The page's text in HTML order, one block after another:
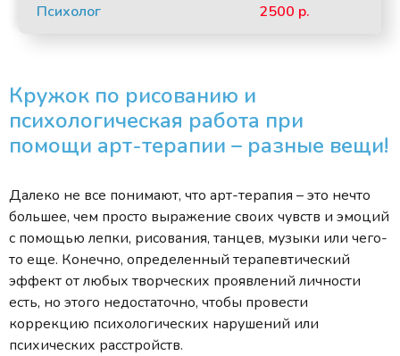
Психолог 2500 р.
Кружок по рисованию и
психологическая работа при
помощи арт-терапии – разные вещи!
Далеко не все понимают, что арт-терапия – это нечто
большее, чем просто выражение своих чувств и эмоций
с помощью лепки, рисования, танцев, музыки или чего-
то еще. Конечно, определенный терапевтический
эффект от любых творческих проявлений личности
есть, но этого недостаточно, чтобы провести
коррекцию психологических нарушений или
психических расстройств.